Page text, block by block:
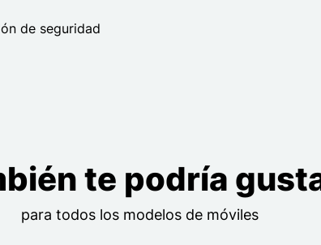
de seguridad
te podría
para todos los modelos de móviles